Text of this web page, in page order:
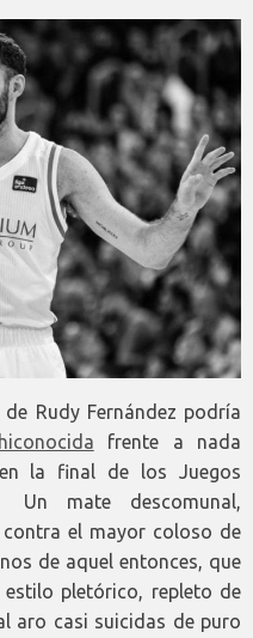
Rudy Fernández podría
frente a nada
la final de los Juegos
mate descomunal,
el mayor coloso de
de aquel entonces, que
pletórico, repleto de
aro casi suicidas de puro